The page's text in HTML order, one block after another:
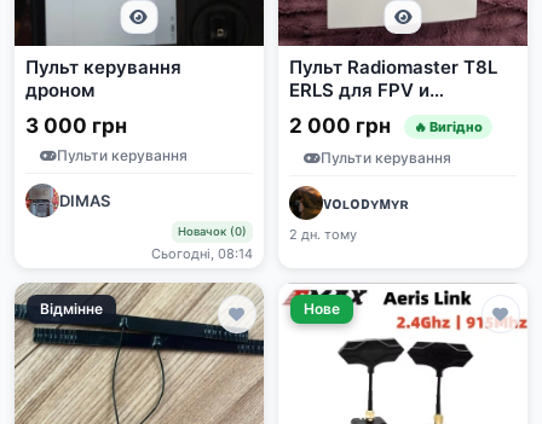
Пульт керування
дроном
3 000 грн
Пульти керування
DIMAS
Новачок (0)
Сьогодні, 08:14
Пульт Radiomaster T8L
ERLS для FPV и
симуляторов
2 000 грн 🔥 Вигідно
Пульти керування
ᴠᴏʟᴏᴅʏᴍʏʀ
2 дн. тому
Відмінне Нове